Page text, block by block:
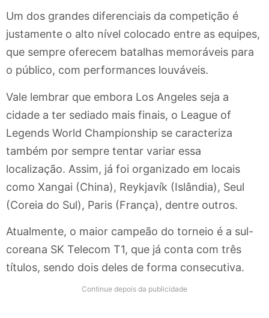
Um dos grandes diferenciais da competição é
justamente o alto nível colocado entre as equipes,
que sempre oferecem batalhas memoráveis para
o público, com performances louváveis.
Vale lembrar que embora Los Angeles seja a
cidade a ter sediado mais finais, o League of
Legends World Championship se caracteriza
também por sempre tentar variar essa
localização. Assim, já foi organizado em locais
como Xangai (China), Reykjavík (Islândia), Seul
(Coreia do Sul), Paris (França), dentre outros.
Atualmente, o maior campeão do torneio é a sul-
coreana SK Telecom T1, que já conta com três
títulos, sendo dois deles de forma consecutiva.
Continue depois da publicidade